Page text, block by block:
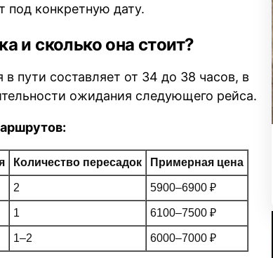
конкретную дату.
и сколько она стоит?
пути составляет от 34 до 38 часов, в
ожидания следующего рейса.
Количество пересадок Примерная цена
2 5900–6900 ₽
1 6100–7500 ₽
1–2 6000–7000 ₽